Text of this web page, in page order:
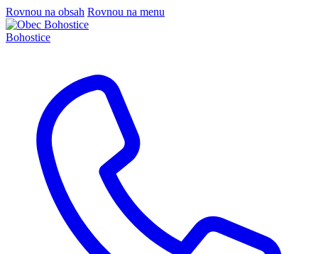
Rovnou na obsah Rovnou na menu
Bohostice